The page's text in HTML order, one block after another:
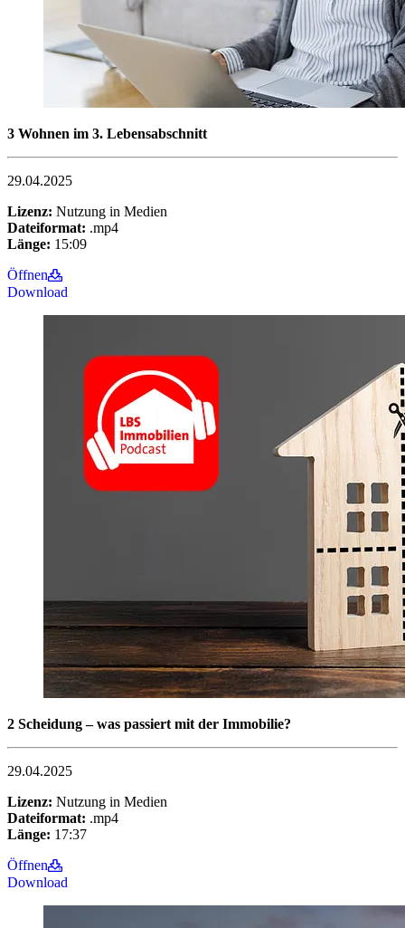
3 Wohnen im 3. Lebensabschnitt
29.04.2025
Lizenz: Nutzung in Medien
Dateiformat: .mp4
Länge: 15:09
Öffnen
Download
2 Scheidung – was passiert mit der Immobilie?
29.04.2025
Lizenz: Nutzung in Medien
Dateiformat: .mp4
Länge: 17:37
Öffnen
Download